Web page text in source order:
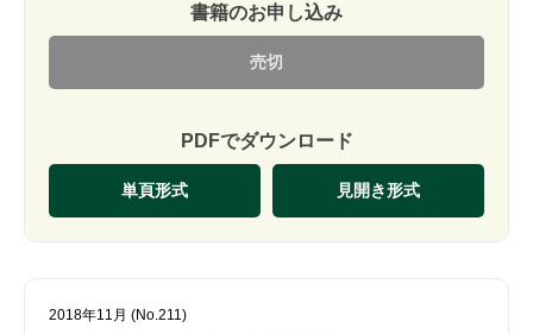
書籍のお申し込み
売切
PDFでダウンロード
単頁形式 見開き形式
2018年11月 (No.211)